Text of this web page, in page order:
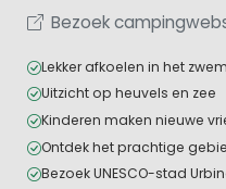
Bezoek
Lekker afkoelen in het
Uitzicht op heuvels en zee
Kinderen maken nieuwe
Ontdek het prachtige
Bezoek UNESCO-stad